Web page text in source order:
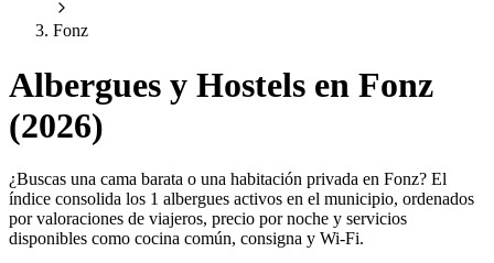
Fonz
Albergues y Hostels en Fonz
(2026)
¿Buscas una cama barata o una habitación privada en Fonz? El
índice consolida los 1 albergues activos en el municipio, ordenados
por valoraciones de viajeros, precio por noche y servicios
disponibles como cocina común, consigna y Wi-Fi.